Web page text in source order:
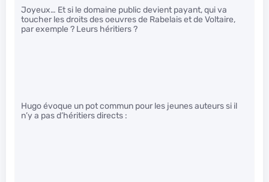
Joyeux… Et si le domaine public devient payant, qui va
toucher les droits des oeuvres de Rabelais et de Voltaire,
par exemple ? Leurs héritiers ?
Hugo évoque un pot commun pour les jeunes auteurs si il
n’y a pas d’héritiers directs :